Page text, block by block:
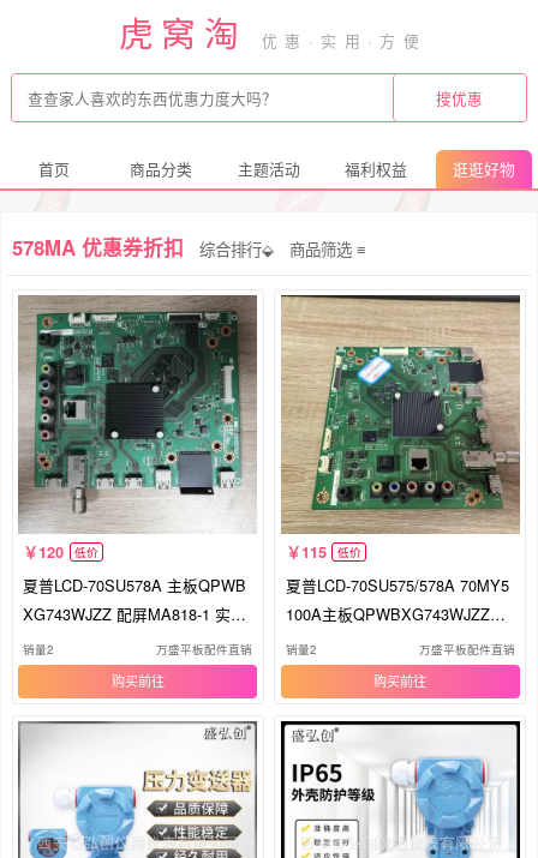
虎窝淘
首页 商品分类 主题活动 福利权益 逛逛好物
578MA 优惠券折扣 综合排行⬙ 商品筛选
120 低价
夏普LCD-70SU578A 主板QPWB
XG743WJZZ 配屏MA818-1 实物
图 测好
销量2 万盛平板配件直销
购买
115 低价
夏普LCD-70SU575/578A 70MY5
100A主板QPWBXG743WJZZ屏
MA818-1现货
销量2 万盛平板配件直销
购买